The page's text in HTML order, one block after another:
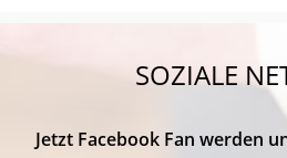
SOZIALE
Jetzt Facebook Fan werden